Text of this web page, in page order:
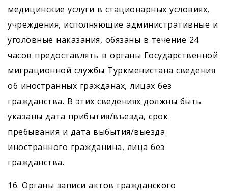
медицинские услуги в стационарных условиях,
учреждения, исполняющие административные и
уголовные наказания, обязаны в течение 24
часов предоставлять в органы Государственной
миграционной службы Туркменистана сведения
об иностранных гражданах, лицах без
гражданства. В этих сведениях должны быть
указаны дата прибытия/въезда, срок
пребывания и дата выбытия/выезда
иностранного гражданина, лица без
гражданства.
16. Органы записи актов гражданского